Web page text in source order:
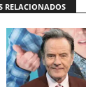
RELACIONADOS